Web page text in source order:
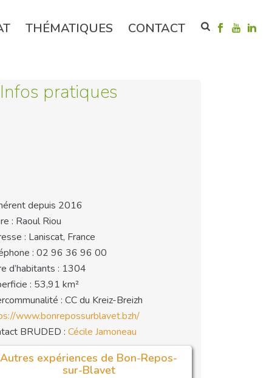
THÉMATIQUES CONTACT
Infos pratiques
depuis 2016
: Raoul Riou
: Laniscat, France
: 02 96 36 96 00
d’habitants : 1304
: 53,91 km²
: CC du Kreiz-Breizh
www.bonrepossurblavet.bzh/
BRUDED : Cécile Jamoneau
Autres expériences de Bon-Repos-
sur-Blavet